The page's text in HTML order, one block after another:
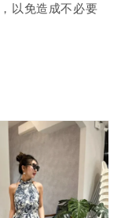
以免造成不必要